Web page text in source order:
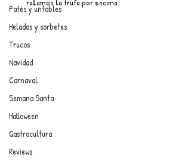
Patés y untables
Helados y sorbetes
Trucos
Navidad
Carnaval
Semana Santa
Halloween
Gastrocultura
Reviews